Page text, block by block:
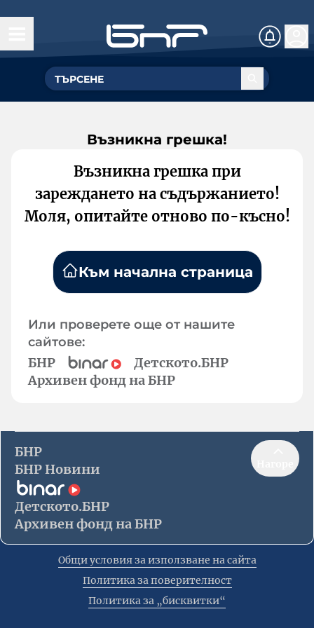
Възникна грешка!
Възникна грешка при
зареждането на съдържанието!
Моля, опитайте отново по-късно!
Към начална страница
Или проверете още от нашите
сайтове:
БНР
Детското.БНР
Архивен фонд на БНР
БНР
БНР Новини
Детското.БНР
Архивен фонд на БНР
Общи условия за използване на сайта
Политика за поверителност
Политика за „бисквитки“